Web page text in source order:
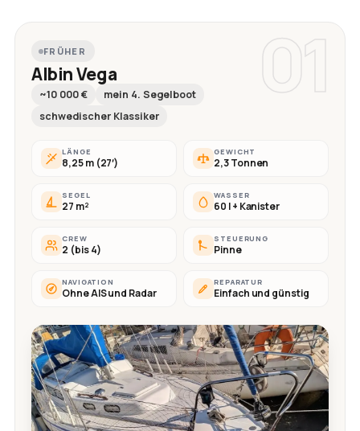
01
FRÜHER
Albin Vega
~10 000 €
mein 4. Segelboot
schwedischer Klassiker
LÄNGE
8,25 m (27′)
GEWICHT
2,3 Tonnen
SEGEL
27 m²
WASSER
60 l + Kanister
CREW
2 (bis 4)
STEUERUNG
Pinne
NAVIGATION
Ohne AIS und Radar
REPARATUR
Einfach und günstig